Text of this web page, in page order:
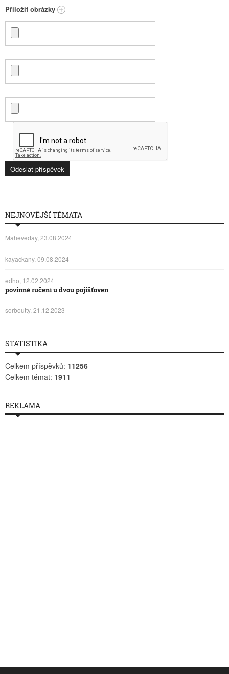
Přiložit obrázky
NEJNOVĚJŠÍ TÉMATA
Maheveday, 23.08.2024
kayackany, 09.08.2024
edho, 12.02.2024
povinné ručení u dvou pojišťoven
sorboutty, 21.12.2023
STATISTIKA
Celkem příspěvků: 11256
Celkem témat: 1911
REKLAMA